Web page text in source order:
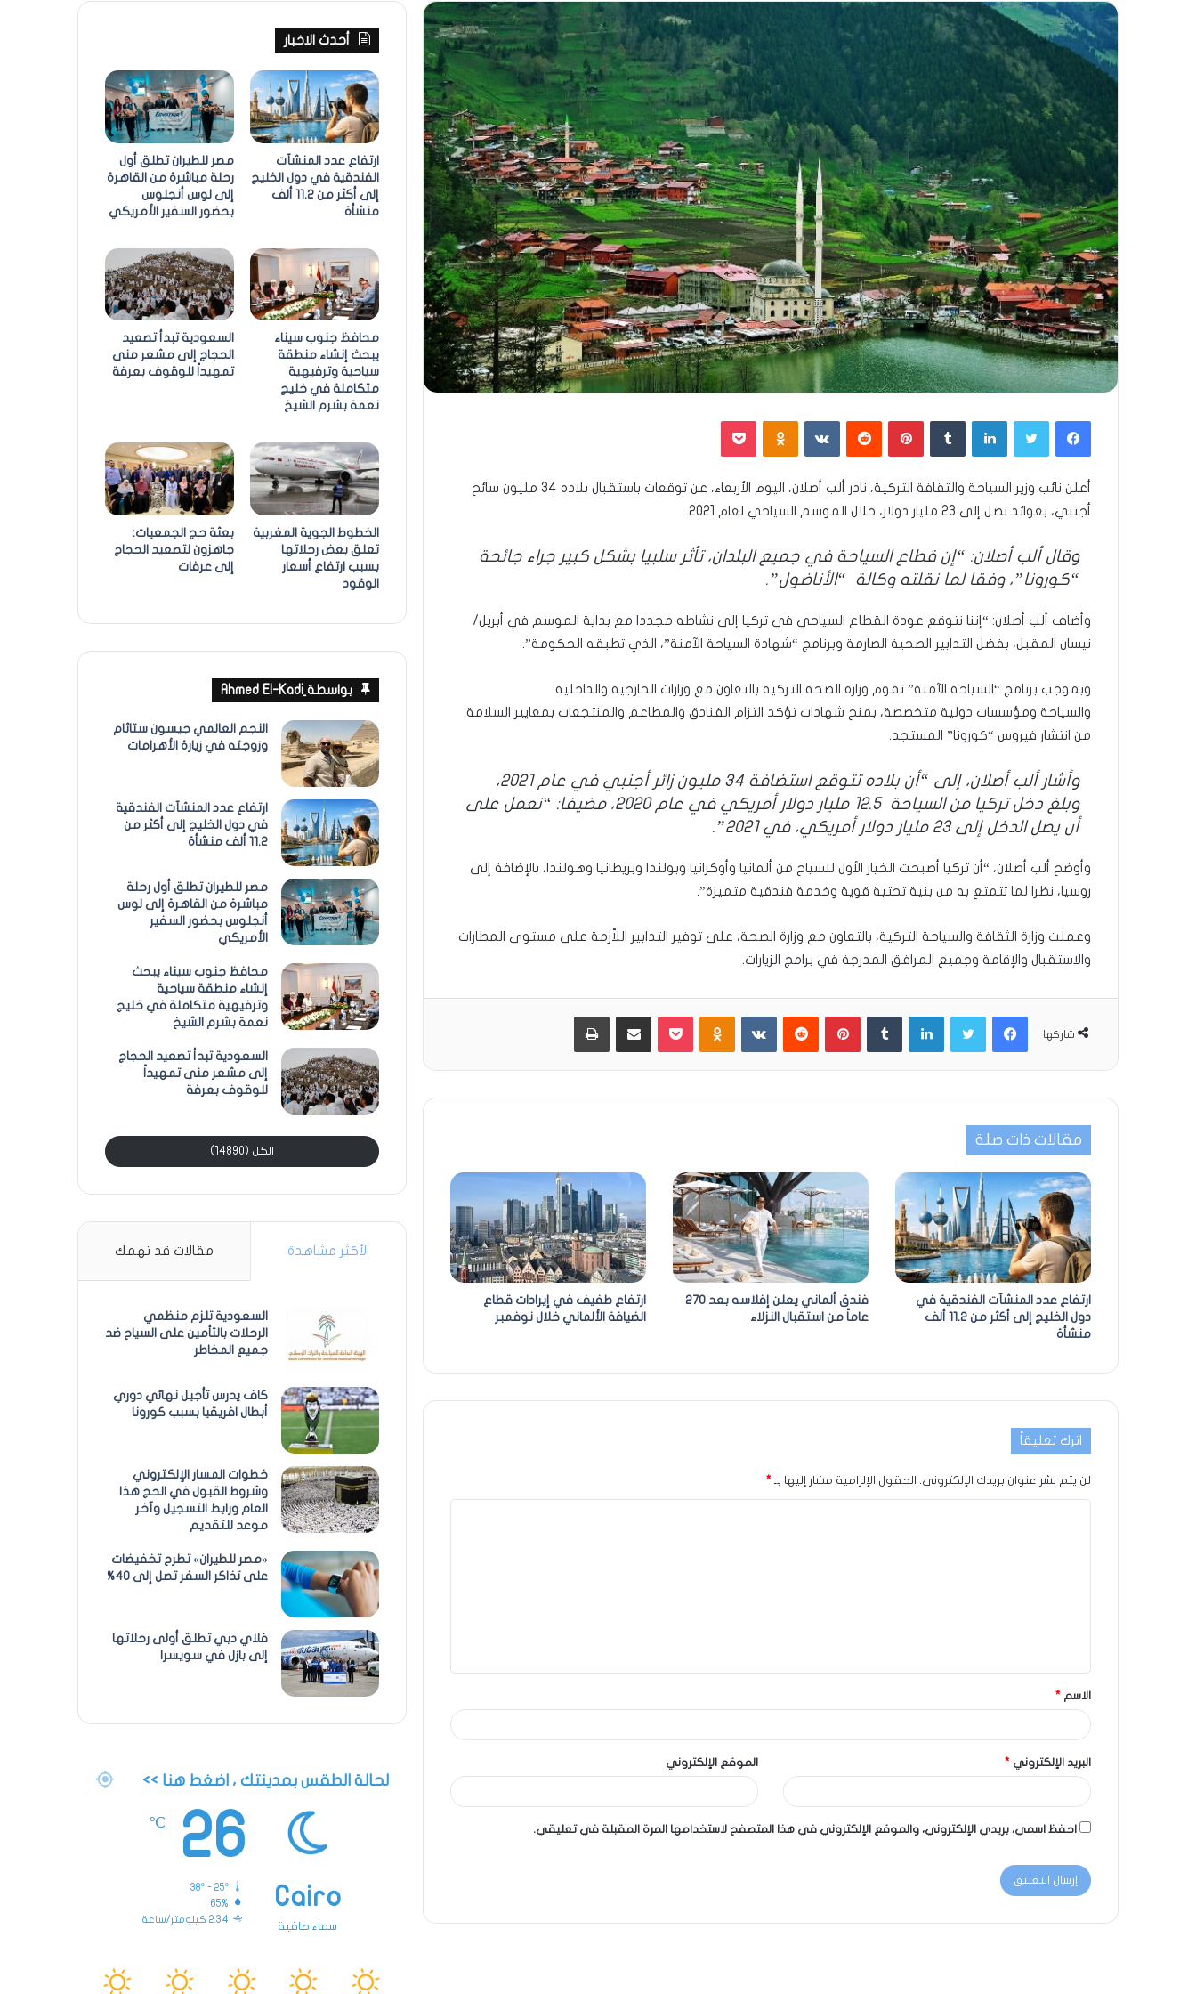
فيسبوكتويتر لينكدإن بينتيريست Odnoklassniki
بوكيت
أعلن نائب وزير السياحة والثقافة التركية، نادر ألب أصلان، اليوم الأربعاء، عن توقعات باستقبال بلاده 34 مليون سائح
أجنبي، بعوائد تصل إلى 23 مليار دولار، خلال الموسم السياحي لعام 2021.
وقال ألب أصلان: “إن قطاع السياحة في جميع البلدان، تأثر سلبيا بشكل كبير جراء جائحة
“كورونا”، وفقا لما نقلته وكالة “الأناضول”.
وأضاف ألب أصلان: “إننا نتوقع عودة القطاع السياحي في تركيا إلى نشاطه مجددا مع بداية الموسم في أبريل/
نيسان المقبل، بفضل التدابير الصحية الصارمة وبرنامج “شهادة السياحة الآمنة”، الذي تطبقه الحكومة”.
وبموجب برنامج “السياحة الآمنة” تقوم وزارة الصحة التركية بالتعاون مع وزارات الخارجية والداخلية
والسياحة ومؤسسات دولية متخصصة، بمنح شهادات تؤكد التزام الفنادق والمطاعم والمنتجعات بمعايير السلامة
من انتشار فيروس “كورونا” المستجد.
وأشار ألب أصلان، إلى “أن بلاده تتوقع استضافة 34 مليون زائر أجنبي في عام 2021،
وبلغ دخل تركيا من السياحة 12.5 مليار دولار أمريكي في عام 2020، مضيفا: “نعمل على
أن يصل الدخل إلى 23 مليار دولار أمريكي، في 2021”.
وأوضح ألب أصلان، “أن تركيا أصبحت الخيار الأول للسياح من ألمانيا وأوكرانيا وبولندا وبريطانيا وهولندا، بالإضافة إلى
روسيا، نظرا لما تتمتع به من بنية تحتية قوية وخدمة فندقية متميزة”.
وعملت وزارة الثقافة والسياحة التركية، بالتعاون مع وزارة الصحة، على توفير التدابير اللاّزمة على مستوى المطارات
والاستقبال والإقامة وجميع المرافق المدرجة في برامج الزيارات.
شاركها
فيسبوكتويتر لينكدإن بينتيريست Odnoklassniki
بوكيت مشاركة عبر البريد طباعة
مقالات ذات صلة
ارتفاع عدد المنشآت الفندقية في
دول الخليج إلى أكثر من 11.2 ألف
منشأة
فندق ألماني يعلن إفلاسه بعد 270
عاماً من استقبال النزلاء
ارتفاع طفيف في إيرادات قطاع
الضيافة الألماني خلال نوفمبر
اترك تعليقاً
لن يتم نشر عنوان بريدك الإلكتروني. الحقول الإلزامية مشار إليها بـ *
الاسم *
البريد الإلكتروني * الموقع الإلكتروني
احفظ اسمي، بريدي الإلكتروني، والموقع الإلكتروني في هذا المتصفح لاستخدامها المرة المقبلة في تعليقي.
أحدث الاخبار
ارتفاع عدد المنشآت
الفندقية في دول الخليج
إلى أكثر من 11.2 ألف
منشأة
مصر للطيران تطلق أول
رحلة مباشرة من القاهرة
إلى لوس أنجلوس
بحضور السفير الأمريكي
محافظ جنوب سيناء
يبحث إنشاء منطقة
سياحية وترفيهية
متكاملة في خليج
نعمة بشرم الشيخ
السعودية تبدأ تصعيد
الحجاج إلى مشعر منى
تمهيداً للوقوف بعرفة
الخطوط الجوية المغربية
تعلق بعض رحلاتها
بسبب ارتفاع أسعار
الوقود
بعثة حج الجمعيات:
جاهزون لتصعيد الحجاج
إلى عرفات
بواسطة ِAhmed El-Kadi
النجم العالمي جيسون ستاثام
وزوجته في زيارة الأهرامات
ارتفاع عدد المنشآت الفندقية
في دول الخليج إلى أكثر من
11.2 ألف منشأة
مصر للطيران تطلق أول رحلة
مباشرة من القاهرة إلى لوس
أنجلوس بحضور السفير
الأمريكي
محافظ جنوب سيناء يبحث
إنشاء منطقة سياحية
وترفيهية متكاملة في خليج
نعمة بشرم الشيخ
السعودية تبدأ تصعيد الحجاج
إلى مشعر منى تمهيداً
للوقوف بعرفة
الكل (14890)
الأكثر مشاهدة مقالات قد تهمك
السعودية تلزم منظمي
الرحلات بالتأمين على السياح ضد
جميع المخاطر
كاف يدرس تأجيل نهائي دوري
أبطال افريقيا بسبب كورونا
خطوات المسار الإلكتروني
وشروط القبول في الحج هذا
العام ورابط التسجيل وآخر
موعد للتقديم
«مصر للطيران» تطرح تخفيضات
على تذاكر السفر تصل إلى 40%
فلاي دبي تطلق أولى رحلاتها
إلى بازل في سويسرا
لحالة الطقس بمدينتك ، اضغط هنا >>
Cairo
سماء صافية
26
℃
38º - 25º
65%
2.34 كيلومتر/ساعة